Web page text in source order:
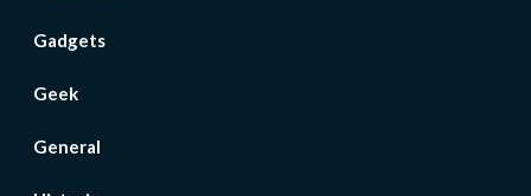
Gadgets
Geek
General